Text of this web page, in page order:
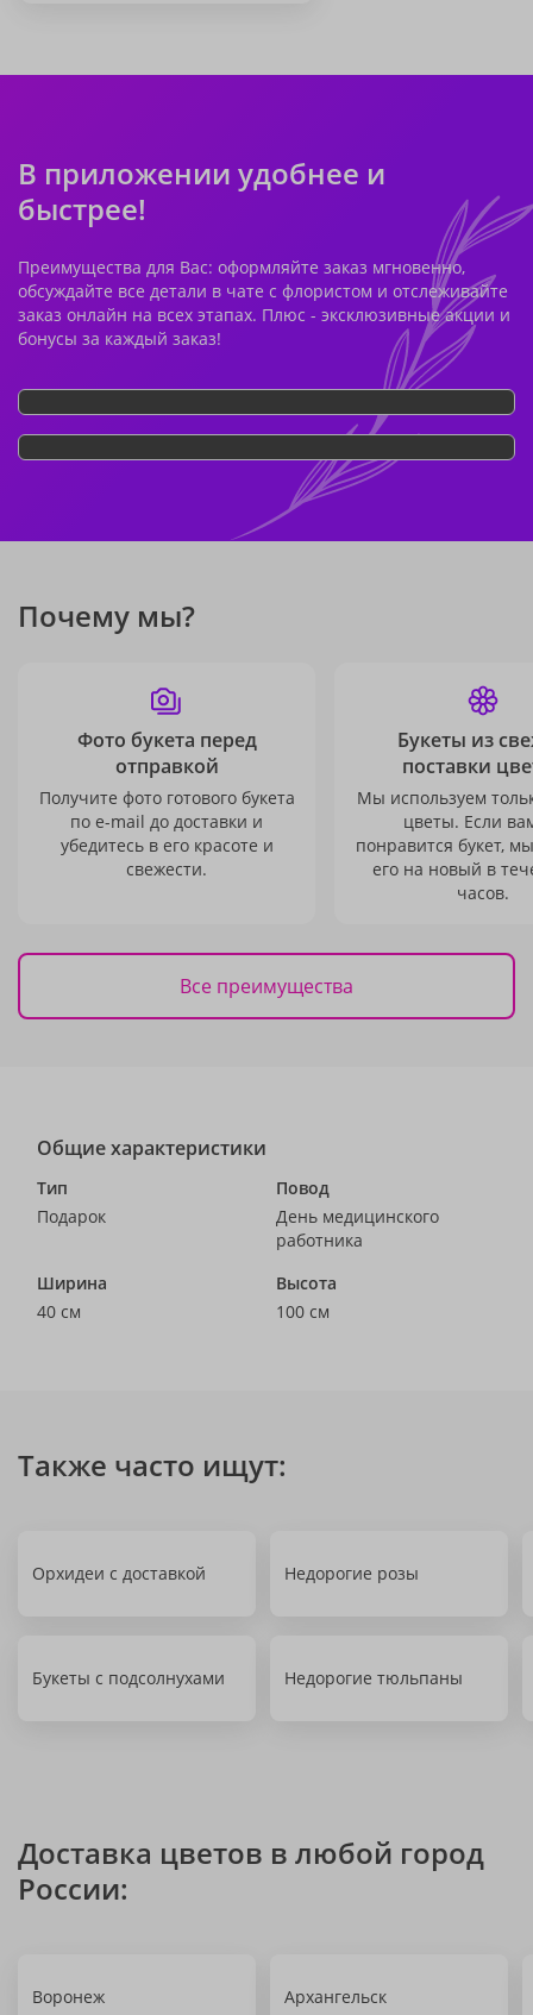
В приложении удобнее и
быстрее!
Преимущества для Вас: оформляйте заказ мгновенно,
обсуждайте все детали в чате с флористом и отслеживайте
заказ онлайн на всех этапах. Плюс - эксклюзивные акции и
бонусы за каждый заказ!
Почему мы?
Фото букета перед
отправкой
Получите фото готового букета
по e-mail до доставки и
убедитесь в его красоте и
свежести.
Букеты из
поставки
Мы используем
цветы. Если
понравится букет,
его на новый в
часов.
Все преимущества
Общие характеристики
Тип
Подарок
Повод
День медицинского
работника
Ширина
40 см
Высота
100 см
Также часто ищут:
Орхидеи с доставкой Недорогие розы
Букеты с подсолнухами Недорогие тюльпаны
Доставка цветов в любой город
России:
Воронеж Архангельск